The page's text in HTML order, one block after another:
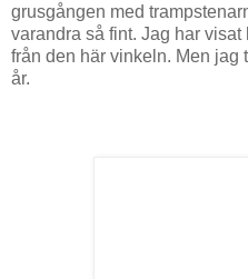
grusgången med
varandra så fint. Jag har
från den här vinkeln. Men jag
år.